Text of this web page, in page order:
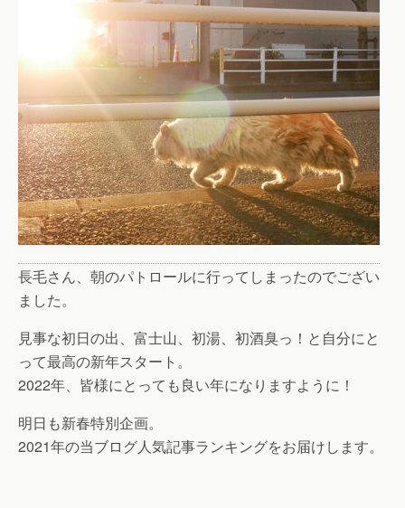
長毛さん、朝のパトロールに行ってしまったのでござい
ました。
見事な初日の出、富士山、初湯、初酒臭っ！と自分にと
って最高の新年スタート。
2022年、皆様にとっても良い年になりますように！
明日も新春特別企画。
2021年の当ブログ人気記事ランキングをお届けします。